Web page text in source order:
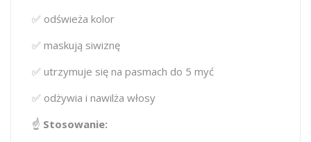
✅ odświeża kolor
✅ maskują siwiznę
✅ utrzymuje się na pasmach do 5 myć
✅ odżywia i nawilża włosy
☝ ️ Stosowanie: